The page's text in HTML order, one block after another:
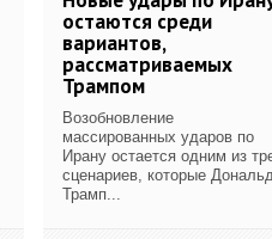
остаются среди
вариантов,
рассматриваемых
Трампом
Возобновление
массированных ударов по
Ирану остается одним из
сценариев, которые
Трамп...